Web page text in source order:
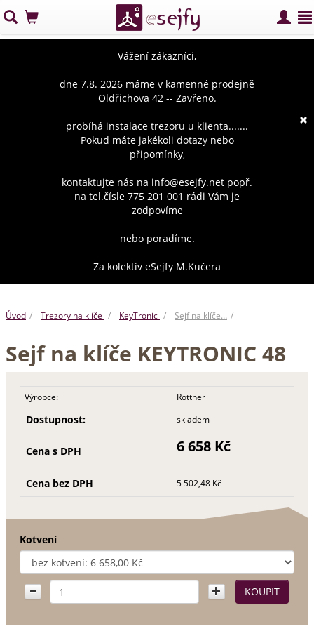
×
Vážení zákazníci,
dne 7.8. 2026 máme v kamenné prodejně
Oldřichova 42 -- Zavřeno.
probíhá instalace trezoru u klienta.......
Pokud máte jakékoli dotazy nebo
připomínky,
kontaktujte nás na info@esejfy.net popř.
na tel.čísle 775 201 001 rádi Vám je
zodpovíme
nebo poradíme.
Za kolektiv eSejfy M.Kučera
Úvod Trezory na klíče KeyTronic Sejf na klíče…
Sejf na klíče KEYTRONIC 48
Výrobce: Rottner
Dostupnost: skladem
Cena s DPH 6 658 Kč
Cena bez DPH 5 502,48 Kč
Kotvení